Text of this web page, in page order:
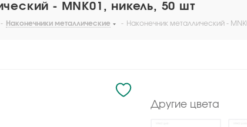
- MNK01, никель, 50 шт
- Наконечники металлические - Наконечник металлический -
Другие цвета